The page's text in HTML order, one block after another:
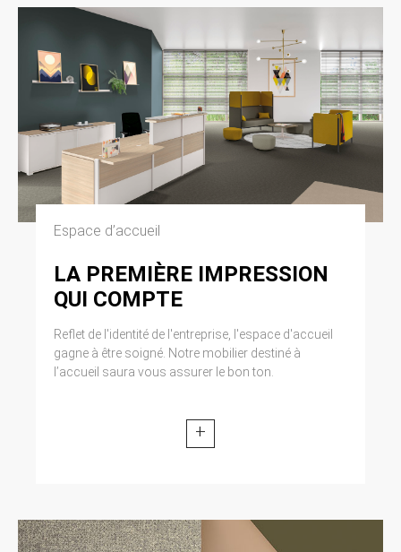
Espace d’accueil
LA PREMIÈRE IMPRESSION
QUI COMPTE
Reflet de l'identité de l'entreprise, l'espace d'accueil
gagne à être soigné. Notre mobilier destiné à
l’accueil saura vous assurer le bon ton.
+